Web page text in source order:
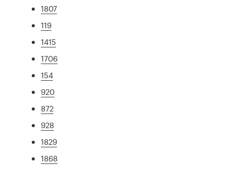
1807
119
1415
1706
154
920
872
928
1829
1868